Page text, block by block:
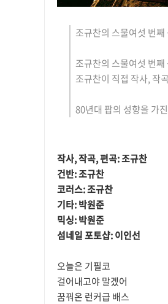
조규찬의 스물여섯 번
조규찬의 스물여섯 번
조규찬이 직접 작사, 작
80년대 팝의 성향을 가
작사, 작곡, 편곡: 조규찬
건반: 조규찬
코러스: 조규찬
기타: 박원준
믹싱: 박원준
섬네일 포토샵: 이인선
오늘은 기필코
걸어내고야 말겠어
꿈꿔온 런커급 배스